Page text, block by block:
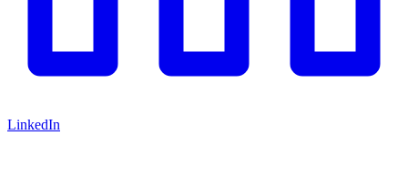
LinkedIn